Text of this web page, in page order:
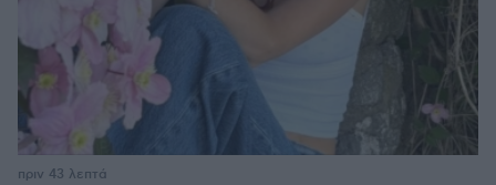
πριν 43 λεπτά